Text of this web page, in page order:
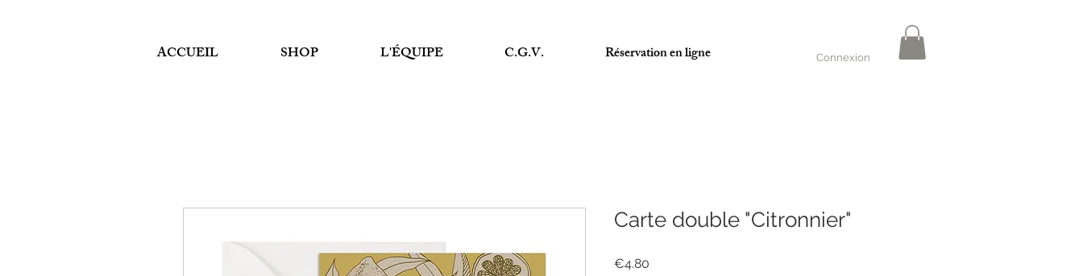
ACCUEIL SHOP L'ÉQUIPE C.G.V. Réservation en ligne Connexion
Carte double "Citronnier"
€4.80